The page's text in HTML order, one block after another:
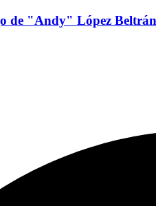
de "Andy" López